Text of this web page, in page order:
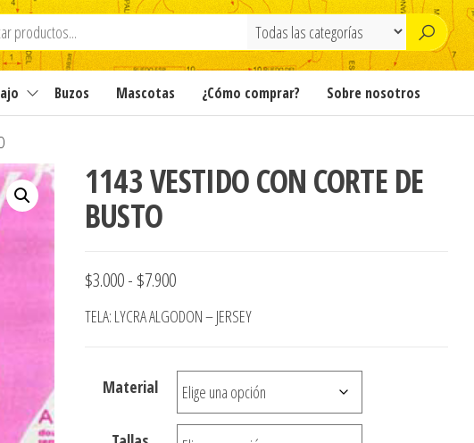
Buzos Mascotas ¿Cómo comprar? Sobre nosotros
1143 VESTIDO CON CORTE DE
BUSTO
$3.000- $7.900Rango
de
desde
$3.000
hasta
TELA: LYCRA ALGODON – JERSEY
Material